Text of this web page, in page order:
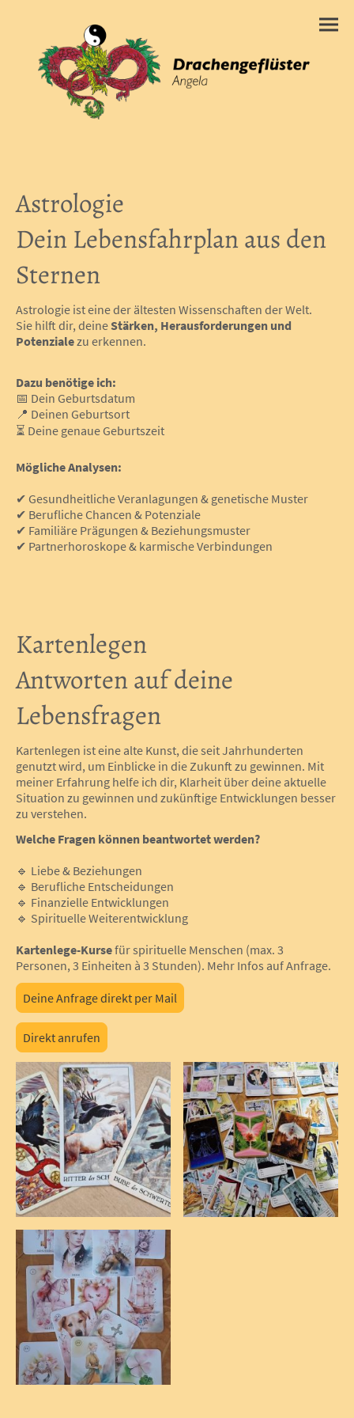
Astrologie
Dein Lebensfahrplan aus den
Sternen
Astrologie ist eine der ältesten Wissenschaften der Welt.
Sie hilft dir, deineStärken, Herausforderungen und
Potenzialezu erkennen.
Dazu benötige ich:
📅 Dein Geburtsdatum
📍 Deinen Geburtsort
⏳ Deine genaue Geburtszeit
Mögliche Analysen:
✔ Gesundheitliche Veranlagungen & genetische Muster
✔ Berufliche Chancen & Potenziale
✔ Familiäre Prägungen & Beziehungsmuster
✔ Partnerhoroskope & karmische Verbindungen
Kartenlegen
Antworten auf deine
Lebensfragen
Kartenlegen ist eine alte Kunst, die seit Jahrhunderten
genutzt wird, um Einblicke in die Zukunft zu gewinnen. Mit
meiner Erfahrung helfe ich dir, Klarheit über deine aktuelle
Situation zu gewinnen und zukünftige Entwicklungen besser
zu verstehen.
Welche Fragen können beantwortet werden?
🔹 Liebe & Beziehungen
🔹 Berufliche Entscheidungen
🔹 Finanzielle Entwicklungen
🔹 Spirituelle Weiterentwicklung
Kartenlege-Kursefür spirituelle Menschen (max. 3
Personen, 3 Einheiten à 3 Stunden). Mehr Infos auf Anfrage.
Deine Anfrage direkt per Mail
Direkt anrufen